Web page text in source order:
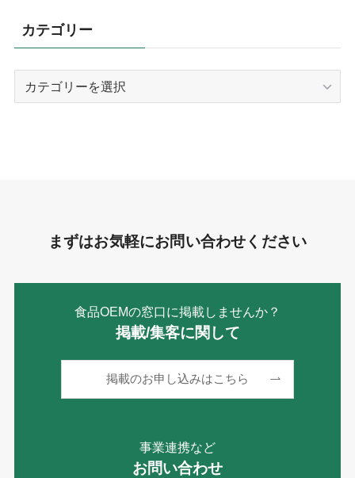
カテゴリー
まずはお気軽にお問い合わせください
食品OEMの窓口に掲載しませんか？
掲載/集客に関して
掲載のお申し込みはこちら
事業連携など
お問い合わせ